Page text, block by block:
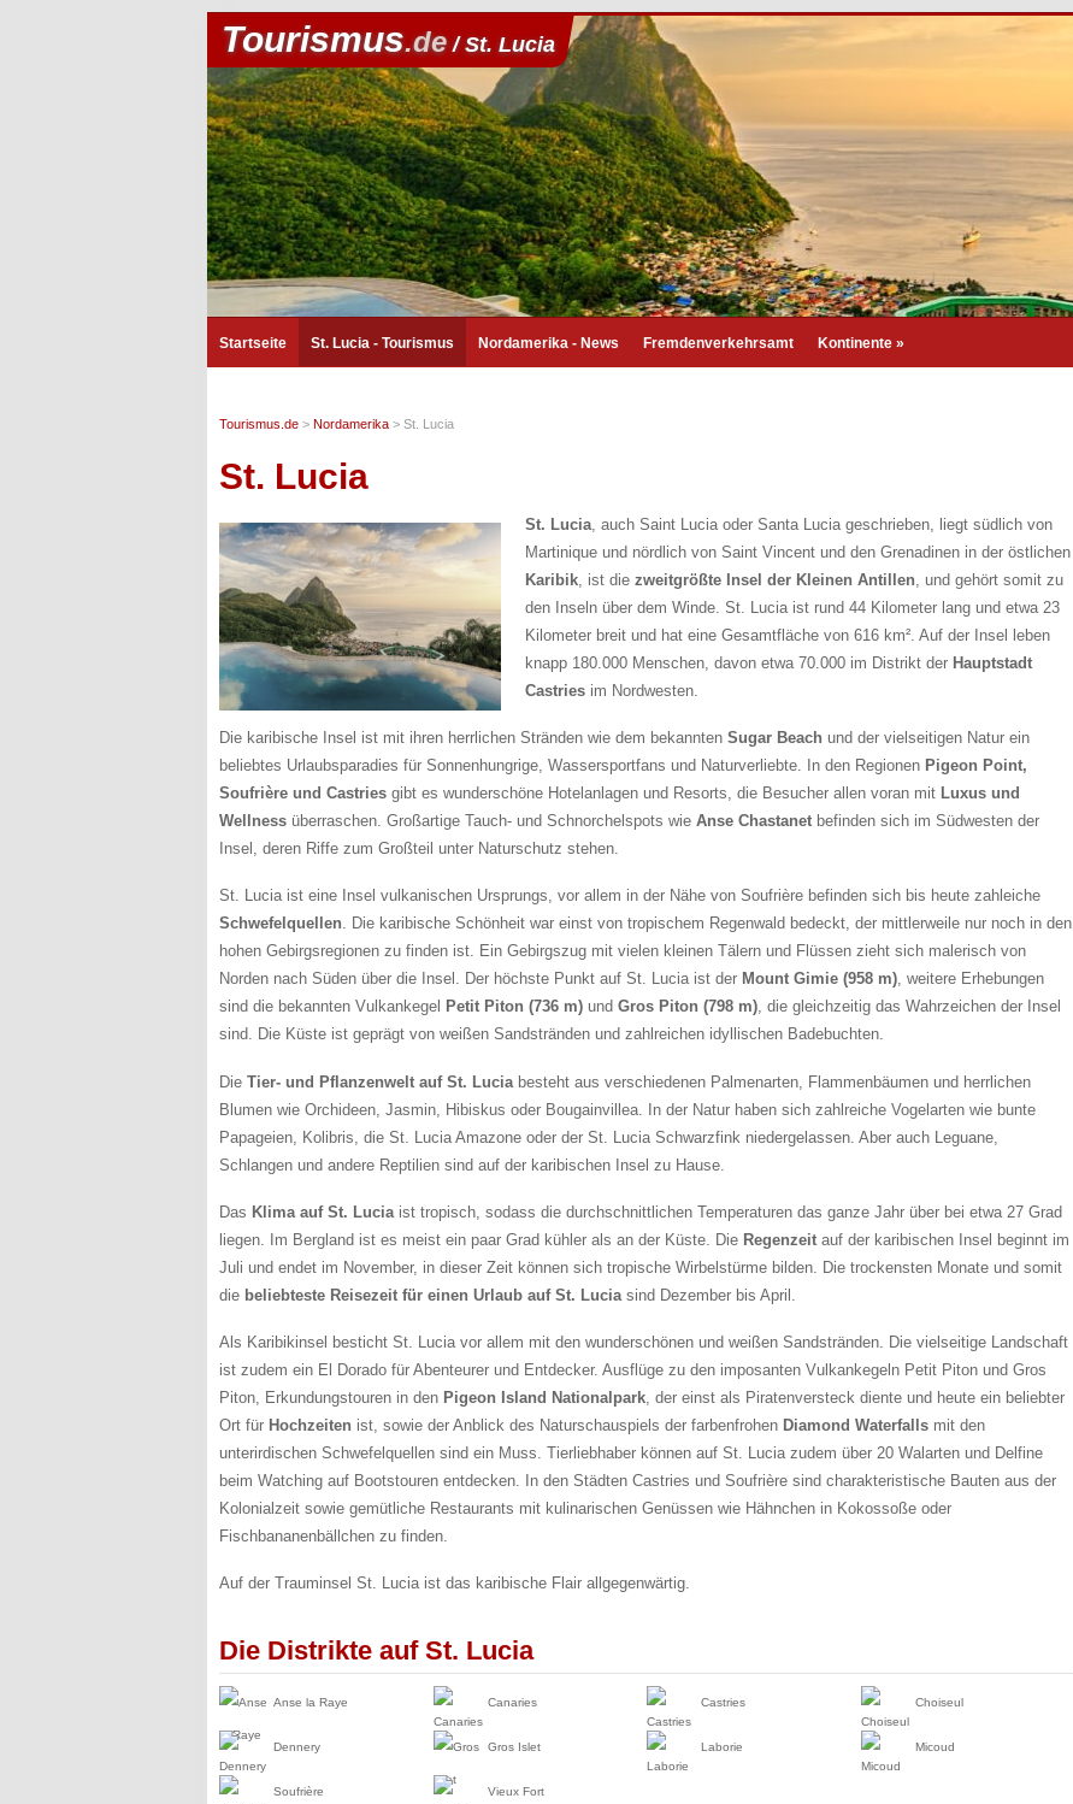
Tourismus.de/ St. Lucia
Startseite St. Lucia - Tourismus Nordamerika - News Fremdenverkehrsamt Kontinente »
Tourismus.de > Nordamerika > St. Lucia
St. Lucia
St. Lucia , auch Saint Lucia oder Santa Lucia geschrieben, liegt südlich von
Martinique und nördlich von Saint Vincent und den Grenadinen in der östlichen
Karibik , ist diezweitgrößte Insel der Kleinen Antillen , und gehört somit zu
den Inseln über dem Winde. St. Lucia ist rund 44 Kilometer lang und etwa 23
Kilometer breit und hat eine Gesamtfläche von 616 km². Auf der Insel leben
knapp 180.000 Menschen, davon etwa 70.000 im Distrikt der Hauptstadt
Castries im Nordwesten.
Die karibische Insel ist mit ihren herrlichen Stränden wie dem bekannten Sugar Beach und der vielseitigen Natur ein
beliebtes Urlaubsparadies für Sonnenhungrige, Wassersportfans und Naturverliebte. In den Regionen Pigeon Point,
Soufrière und Castries gibt es wunderschöne Hotelanlagen und Resorts, die Besucher allen voran mit Luxus und
Wellness überraschen. Großartige Tauch- und Schnorchelspots wie Anse Chastanet befinden sich im Südwesten der
Insel, deren Riffe zum Großteil unter Naturschutz stehen.
St. Lucia ist eine Insel vulkanischen Ursprungs, vor allem in der Nähe von Soufrière befinden sich bis heute zahleiche
Schwefelquellen. Die karibische Schönheit war einst von tropischem Regenwald bedeckt, der mittlerweile nur noch in den
hohen Gebirgsregionen zu finden ist. Ein Gebirgszug mit vielen kleinen Tälern und Flüssen zieht sich malerisch von
Norden nach Süden über die Insel. Der höchste Punkt auf St. Lucia ist der Mount Gimie (958 m), weitere Erhebungen
sind die bekannten Vulkankegel Petit Piton (736 m) und Gros Piton (798 m), die gleichzeitig das Wahrzeichen der Insel
sind. Die Küste ist geprägt von weißen Sandstränden und zahlreichen idyllischen Badebuchten.
Die Tier- und Pflanzenwelt auf St. Lucia besteht aus verschiedenen Palmenarten, Flammenbäumen und herrlichen
Blumen wie Orchideen, Jasmin, Hibiskus oder Bougainvillea. In der Natur haben sich zahlreiche Vogelarten wie bunte
Papageien, Kolibris, die St. Lucia Amazone oder der St. Lucia Schwarzfink niedergelassen. Aber auch Leguane,
Schlangen und andere Reptilien sind auf der karibischen Insel zu Hause.
Das Klima auf St. Lucia ist tropisch, sodass die durchschnittlichen Temperaturen das ganze Jahr über bei etwa 27 Grad
liegen. Im Bergland ist es meist ein paar Grad kühler als an der Küste. Die Regenzeit auf der karibischen Insel beginnt im
Juli und endet im November, in dieser Zeit können sich tropische Wirbelstürme bilden. Die trockensten Monate und somit
die beliebteste Reisezeit für einen Urlaub auf St. Lucia sind Dezember bis April.
Als Karibikinsel besticht St. Lucia vor allem mit den wunderschönen und weißen Sandstränden. Die vielseitige Landschaft
ist zudem ein El Dorado für Abenteurer und Entdecker. Ausflüge zu den imposanten Vulkankegeln Petit Piton und Gros
Piton, Erkundungstouren in den Pigeon Island Nationalpark, der einst als Piratenversteck diente und heute ein beliebter
Ort für Hochzeiten ist, sowie der Anblick des Naturschauspiels der farbenfrohen Diamond Waterfalls mit den
unterirdischen Schwefelquellen sind ein Muss. Tierliebhaber können auf St. Lucia zudem über 20 Walarten und Delfine
beim Watching auf Bootstouren entdecken. In den Städten Castries und Soufrière sind charakteristische Bauten aus der
Kolonialzeit sowie gemütliche Restaurants mit kulinarischen Genüssen wie Hähnchen in Kokossoße oder
Fischbananenbällchen zu finden.
Auf der Trauminsel St. Lucia ist das karibische Flair allgegenwärtig.
Die Distrikte auf St. Lucia
Anse la Raye Canaries Castries Choiseul
Dennery Gros Islet Laborie Micoud
Soufrière Vieux Fort